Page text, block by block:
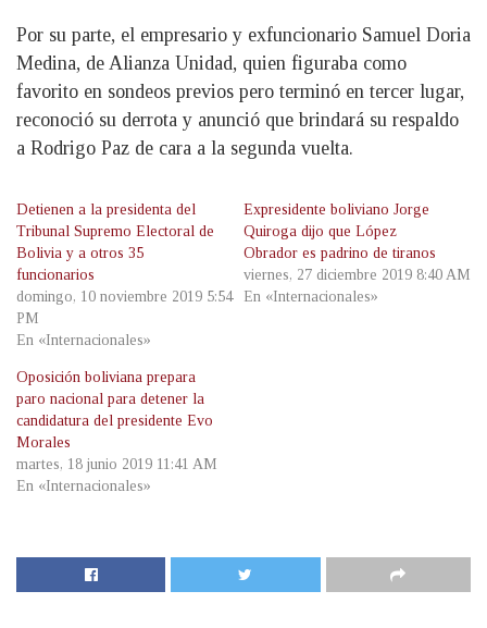
Por su parte, el empresario y exfuncionario Samuel Doria
Medina, de Alianza Unidad, quien figuraba como
favorito en sondeos previos pero terminó en tercer lugar,
reconoció su derrota y anunció que brindará su respaldo
a Rodrigo Paz de cara a la segunda vuelta.
Detienen a la presidenta del
Tribunal Supremo Electoral de
Bolivia y a otros 35
funcionarios
domingo, 10 noviembre 2019 5:54
PM
En «Internacionales»
Expresidente boliviano Jorge
Quiroga dijo que López
Obrador es padrino de tiranos
viernes, 27 diciembre 2019 8:40 AM
En «Internacionales»
Oposición boliviana prepara
paro nacional para detener la
candidatura del presidente Evo
Morales
martes, 18 junio 2019 11:41 AM
En «Internacionales»